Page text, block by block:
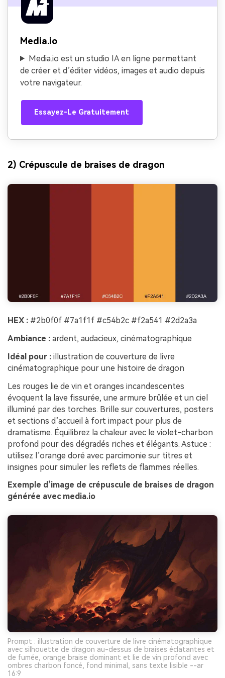
Media.io
Media.io est un studio IA en ligne permettant
de créer et d’éditer vidéos, images et audio depuis
votre navigateur.
Essayez-Le Gratuitement
2) Crépuscule de braises de dragon
HEX : #2b0f0f #7a1f1f #c54b2c #f2a541 #2d2a3a
Ambiance : ardent, audacieux, cinématographique
Idéal pour : illustration de couverture de livre
cinématographique pour une histoire de dragon
Les rouges lie de vin et oranges incandescentes
évoquent la lave fissurée, une armure brûlée et un ciel
illuminé par des torches. Brille sur couvertures, posters
et sections d’accueil à fort impact pour plus de
dramatisme. Équilibrez la chaleur avec le violet-charbon
profond pour des dégradés riches et élégants. Astuce :
utilisez l’orange doré avec parcimonie sur titres et
insignes pour simuler les reflets de flammes réelles.
Exemple d’image de crépuscule de braises de dragon
générée avec media.io
Prompt : illustration de couverture de livre cinématographique
avec silhouette de dragon au-dessus de braises éclatantes et
de fumée, orange braise dominant et lie de vin profond avec
ombres charbon foncé, fond minimal, sans texte lisible --ar
16:9